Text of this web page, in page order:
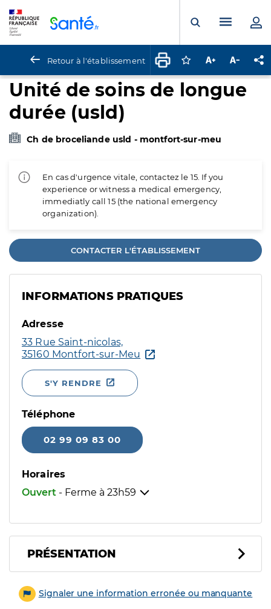
Ouvrir laMenu
Retour à l'établissement Connectez-vous
Augmenter la
Unité de soins de longue
durée (usld)
Ch de broceliande usld - montfort-sur-meu
En cas d'urgence vitale, contactez le 15. If you
experience or witness a medical emergency,
immediatly call 15 (the national emergency
organization).
CONTACTER L'ÉTABLISSEMENT
INFORMATIONS PRATIQUES
Adresse
33 Rue Saint-nicolas,
35160 Montfort-sur-Meu
S'Y RENDRE
Téléphone
02 99 09 83 00
Horaires
Ouvert - Ferme à 23h59
PRÉSENTATION
Signaler une information erronée ou manquante